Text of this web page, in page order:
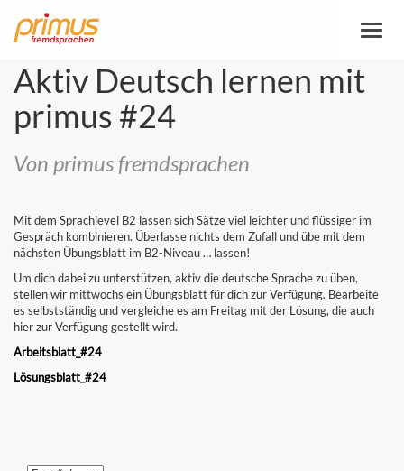
Aktiv Deutsch lernen mit
primus #24
Von primus fremdsprachen
Mit dem Sprachlevel B2 lassen sich Sätze viel leichter und flüssiger im
Gespräch kombinieren. Überlasse nichts dem Zufall und übe mit dem
nächsten Übungsblatt im B2-Niveau … lassen!
Um dich dabei zu unterstützen, aktiv die deutsche Sprache zu üben,
stellen wir mittwochs ein Übungsblatt für dich zur Verfügung. Bearbeite
es selbstständig und vergleiche es am Freitag mit der Lösung, die auch
hier zur Verfügung gestellt wird.
Arbeitsblatt_#24
Lösungsblatt_#24